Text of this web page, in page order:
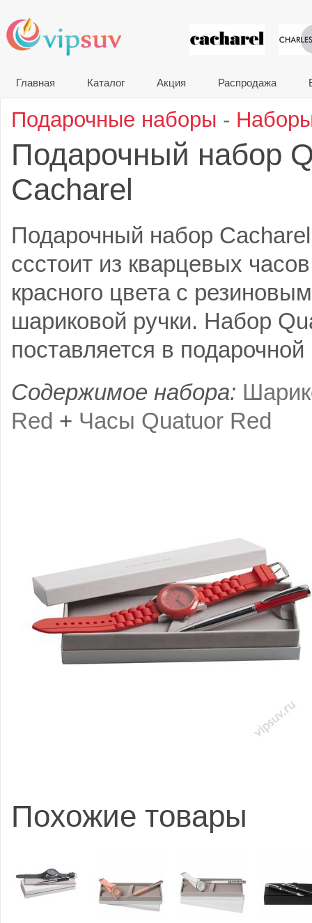
VIP
Главная Каталог Акция Распродажа
Подарочные наборы -
Подарочный набор
Cacharel
Подарочный набор
ссстоит из кварцевых
красного цвета с
шариковой ручки. Набор
поставляется в
Содержимое набора:
Red + Часы Quatuor Red
Похожие товары